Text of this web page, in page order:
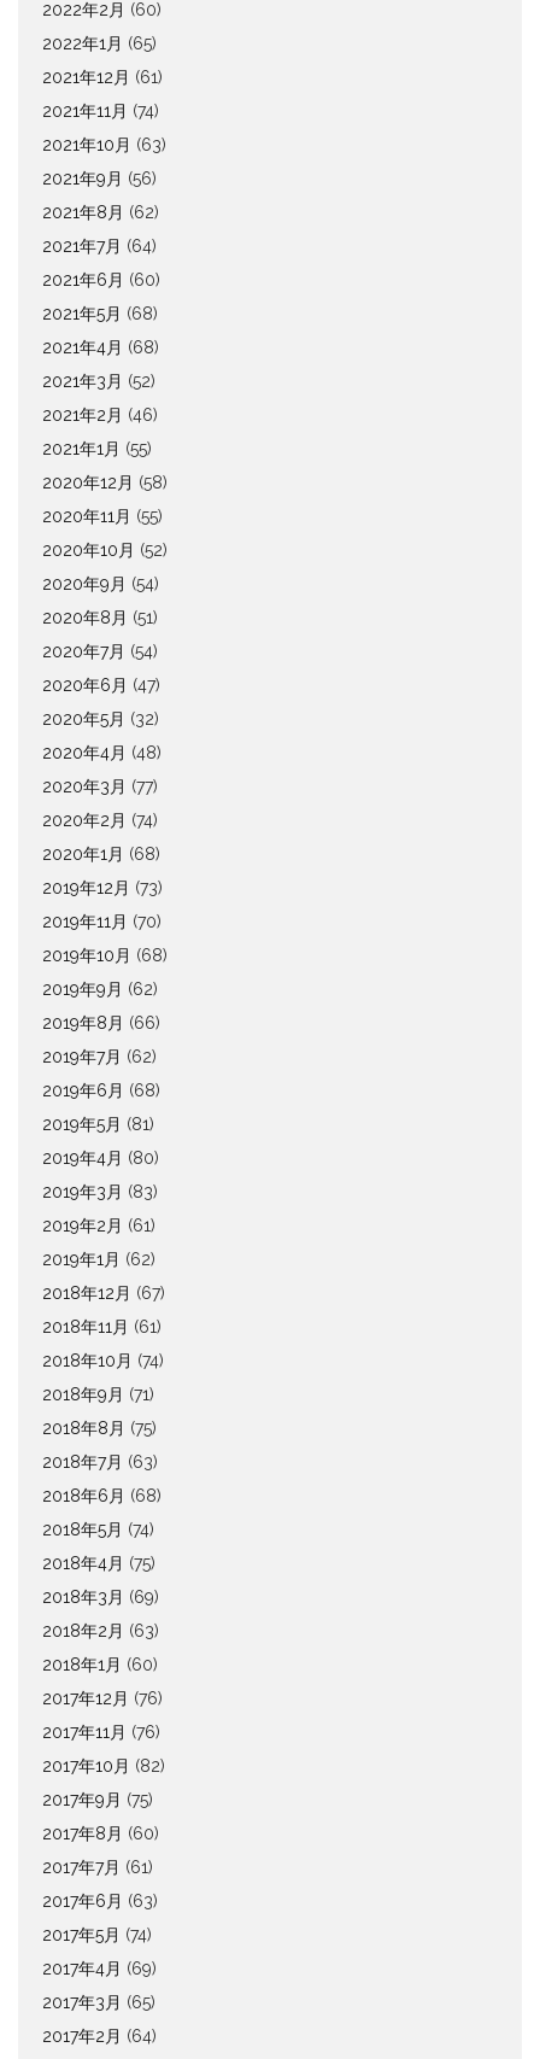
2022年2月 (60)
2022年1月 (65)
2021年12月 (61)
2021年11月 (74)
2021年10月 (63)
2021年9月 (56)
2021年8月 (62)
2021年7月 (64)
2021年6月 (60)
2021年5月 (68)
2021年4月 (68)
2021年3月 (52)
2021年2月 (46)
2021年1月 (55)
2020年12月 (58)
2020年11月 (55)
2020年10月 (52)
2020年9月 (54)
2020年8月 (51)
2020年7月 (54)
2020年6月 (47)
2020年5月 (32)
2020年4月 (48)
2020年3月 (77)
2020年2月 (74)
2020年1月 (68)
2019年12月 (73)
2019年11月 (70)
2019年10月 (68)
2019年9月 (62)
2019年8月 (66)
2019年7月 (62)
2019年6月 (68)
2019年5月 (81)
2019年4月 (80)
2019年3月 (83)
2019年2月 (61)
2019年1月 (62)
2018年12月 (67)
2018年11月 (61)
2018年10月 (74)
2018年9月 (71)
2018年8月 (75)
2018年7月 (63)
2018年6月 (68)
2018年5月 (74)
2018年4月 (75)
2018年3月 (69)
2018年2月 (63)
2018年1月 (60)
2017年12月 (76)
2017年11月 (76)
2017年10月 (82)
2017年9月 (75)
2017年8月 (60)
2017年7月 (61)
2017年6月 (63)
2017年5月 (74)
2017年4月 (69)
2017年3月 (65)
2017年2月 (64)